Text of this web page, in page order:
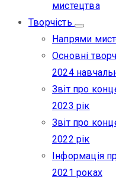
мистецтва
Творчість
Напрями
Основні
2024
Звіт про
2023 рік
Звіт про
2022 рік
Інформація
2021 роках